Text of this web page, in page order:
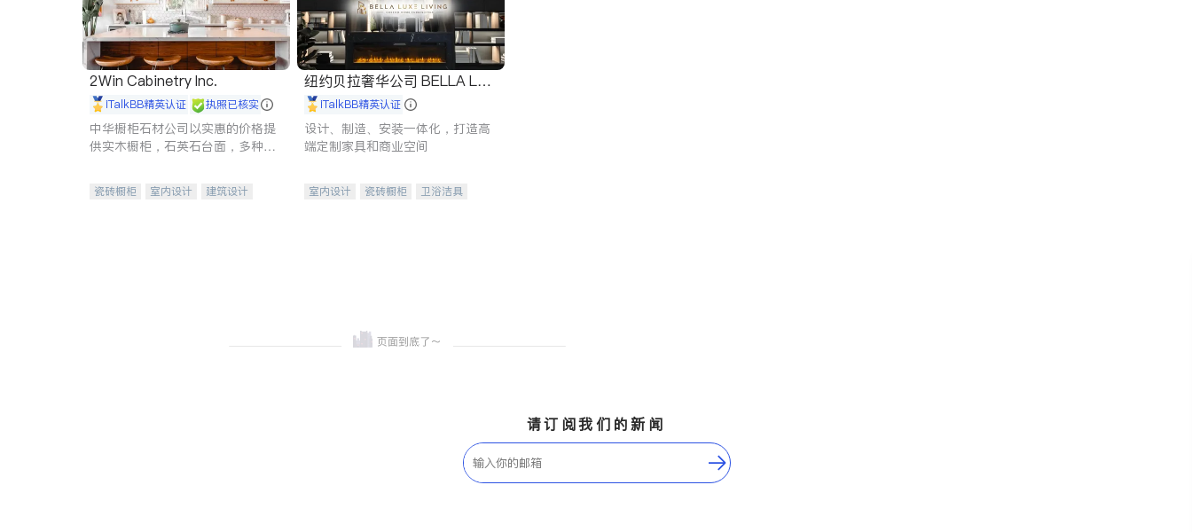
2Win Cabinetry Inc.
iTalkBB精英认证 执照已核实
中华橱柜石材公司以实惠的价格提
供实木橱柜，石英石台面，多种优
机。品质厨房，家的选择。
瓷砖橱柜 室内设计
建筑设计
纽约贝拉奢华公司 BELLA LUX
E iTalkBB精英认证
设计、制造、安装一体化，打造高
端定制家具和商业空间
室内设计 瓷砖橱柜
卫浴洁具
请订阅我们的新闻